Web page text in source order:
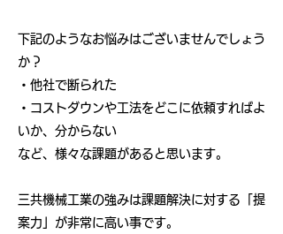
下記のようなお悩みはございませんでしょう
か？
・他社で断られた
・コストダウンや工法をどこに依頼すればよ
いか、分からない
など、様々な課題があると思います。
三共機械工業の強みは課題解決に対する「提
案力」が非常に高い事です。